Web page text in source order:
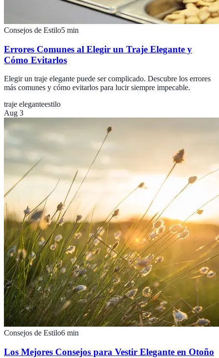
Consejos de Estilo5 min
Errores Comunes al Elegir un Traje Elegante y
Cómo Evitarlos
Elegir un traje elegante puede ser complicado. Descubre los errores
más comunes y cómo evitarlos para lucir siempre impecable.
traje eleganteestilo
Aug 3
Consejos de Estilo6 min
Los Mejores Consejos para Vestir Elegante en Otoño